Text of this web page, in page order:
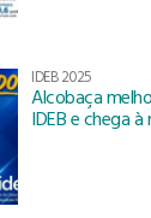
IDEB 2025
Alcobaça
IDEB e chega